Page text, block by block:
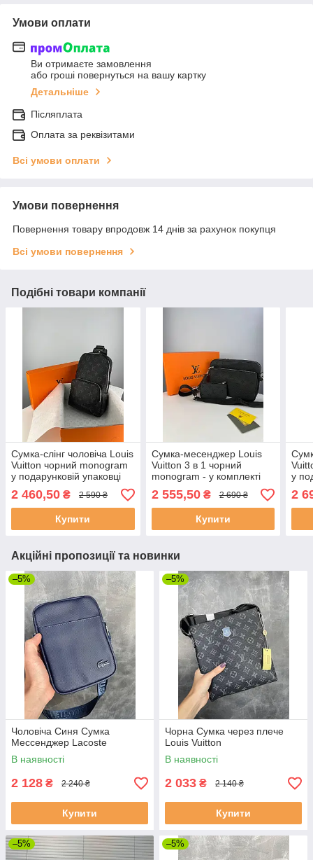
Умови оплати
Ви отримаєте замовлення
або гроші повернуться на вашу картку
Детальніше
Післяплата
Оплата за реквізитами
Всі умови оплати
Умови повернення
Повернення товару впродовж 14 днів за рахунок покупця
Всі умови повернення
Подібні товари компанії
Сумка-слінг чоловіча Louis
Vuitton чорний monogram
у подарунковій упаковці
2 460,50 ₴ 2 590 ₴
Купити
Сумка-месенджер Louis
Vuitton 3 в 1 чорний
monogram - у комплекті
клатч і гаманець
2 555,50₴ 2 690 ₴
Купити
у
2
Акційні пропозиції та новинки
–5%
Чоловіча Синя Сумка
Мессенджер Lacoste
В наявності
2 128 ₴ 2 240 ₴
Купити
–5%
Чорна Сумка через плече
Louis Vuitton
В наявності
2 033 ₴ 2 140 ₴
Купити
–5% –5%